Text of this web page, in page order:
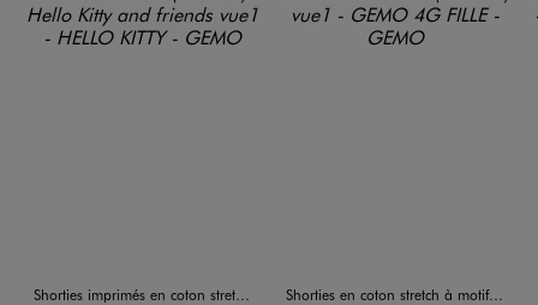
Shorties imprimés en coton stretch fille (lot de 3) - Hello Kitty and friends Shorties en coton stretch à motifs coeurs fille (lot de 3)